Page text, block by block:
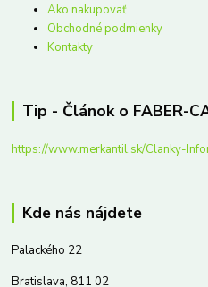
Ako nakupovať
Obchodné podmienky
Kontakty
Tip - Článok o FABER-
https://www.merkantil.sk/Clanky-
Kde nás nájdete
Palackého 22
Bratislava, 811 02